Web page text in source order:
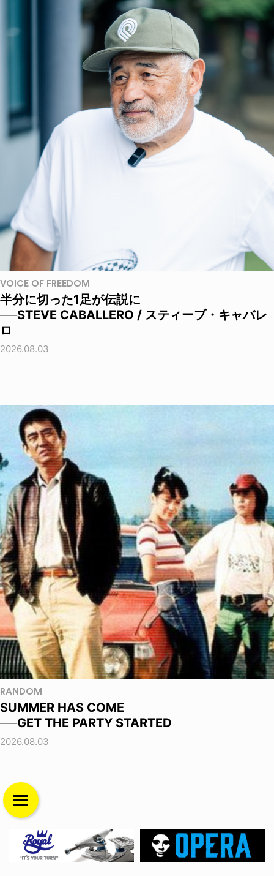
VOICE OF FREEDOM
半分に切った1足が伝説に
──STEVE CABALLERO / スティーブ・キャバレ
ロ
2026.08.03
RANDOM
SUMMER HAS COME
──GET THE PARTY STARTED
2026.08.03